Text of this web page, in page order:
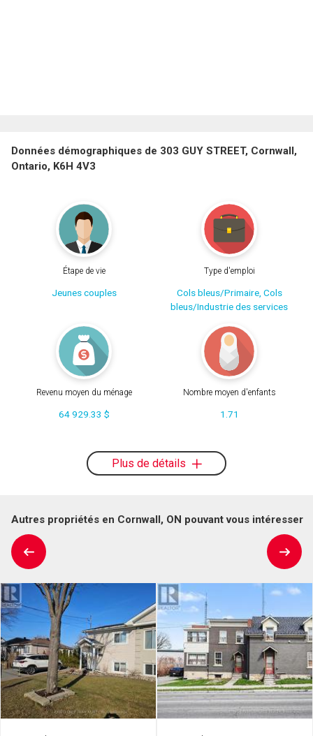
Données démographiques de 303 GUY STREET, Cornwall,
Ontario, K6H 4V3
Étape de vie
Jeunes couples
Type d'emploi
Cols bleus/Primaire, Cols
bleus/Industrie des services
Revenu moyen du ménage
64 929.33 $
Nombre moyen d'enfants
1.71
Plus de détails
Autres propriétés en Cornwall, ON pouvant vous intéresser